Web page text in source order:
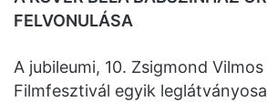
FELVONULÁSA
A jubileumi, 10. Zsigmond
Filmfesztivál egyik